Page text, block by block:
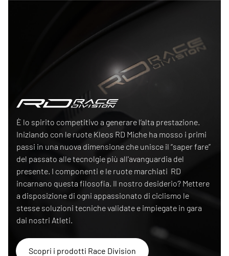
È lo spirito competitivo a generare l’alta prestazione.
Iniziando con le ruote Kleos RD Miche ha mosso i primi
passi in una nuova dimensione che unisce il “saper fare”
del passato alle tecnolgie più all'avanguardia del
presente. I componenti e le ruote marchiati RD
incarnano questa filosofia. Il nostro desiderio? Mettere
a disposizione di ogni appassionato di ciclismo le
stesse soluzioni tecniche validate e impiegate in gara
dai nostri Atleti.
Scopri i prodotti Race Division